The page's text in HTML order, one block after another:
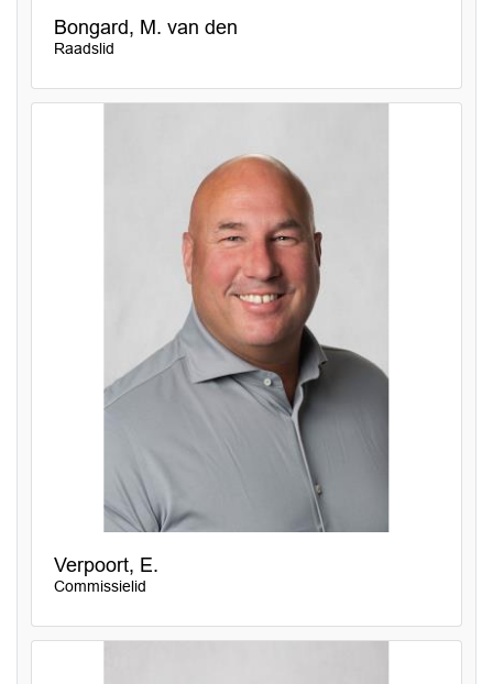
Bongard, M. van den
Raadslid
Verpoort, E.
Commissielid